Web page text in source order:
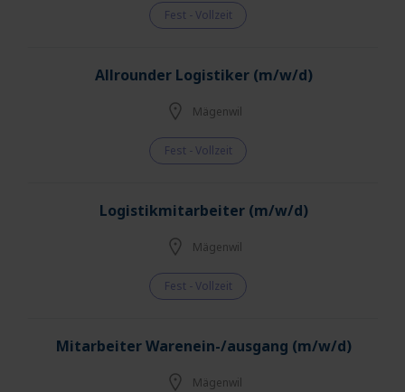
Fest - Vollzeit
Allrounder Logistiker (m/w/d)
Mägenwil
Fest - Vollzeit
Logistikmitarbeiter (m/w/d)
Mägenwil
Fest - Vollzeit
Mitarbeiter Warenein-/ausgang (m/w/d)
Mägenwil